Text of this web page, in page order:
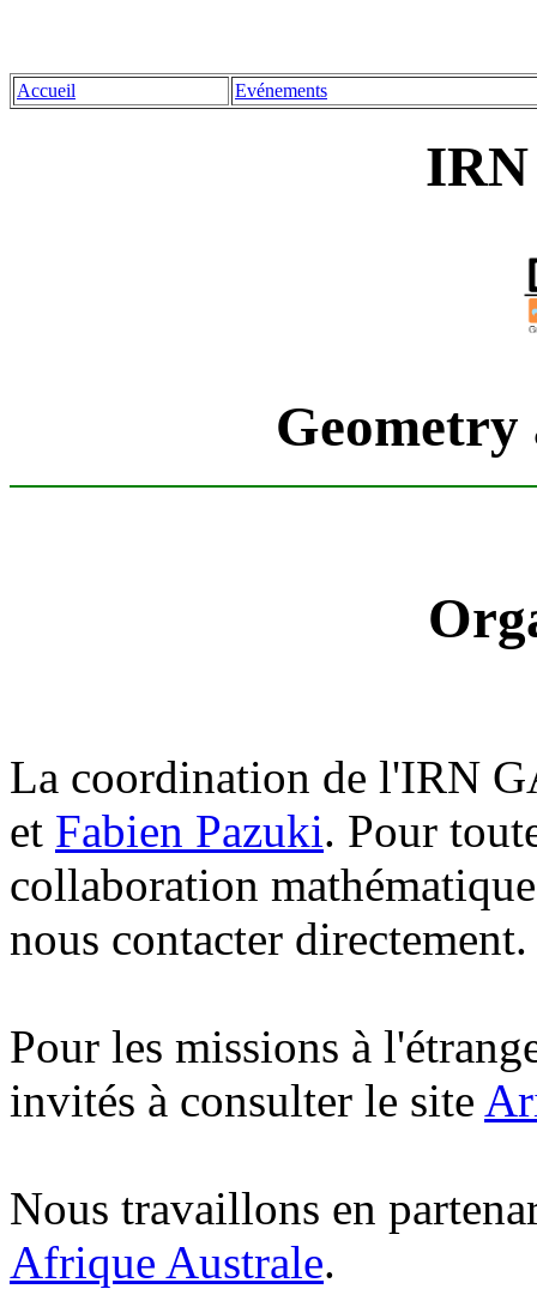
Accueil Evénements
La coordination de l'IRN
et Fabien Pazuki. Pour
collaboration
nous contacter directement.
Pour les missions à
invités à consulter le site
Nous travaillons en
Afrique Australe.